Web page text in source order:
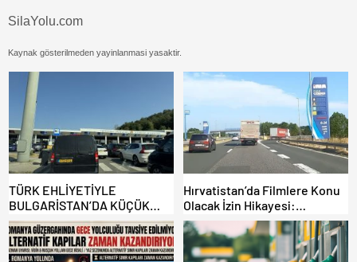
SilaYolu.com
Kaynak gösterilmeden yayinlanmasi yasaktir.
TÜRK EHLİYETİYLE
BULGARİSTAN’DA KÜÇÜK
HATA, ARACINA 6 AY EL
KONULMASINA YOL AÇTI
Hırvatistan’da Filmlere Konu
Olacak İzin Hikayesi:
Benzinlikte Eşini Unuttu!